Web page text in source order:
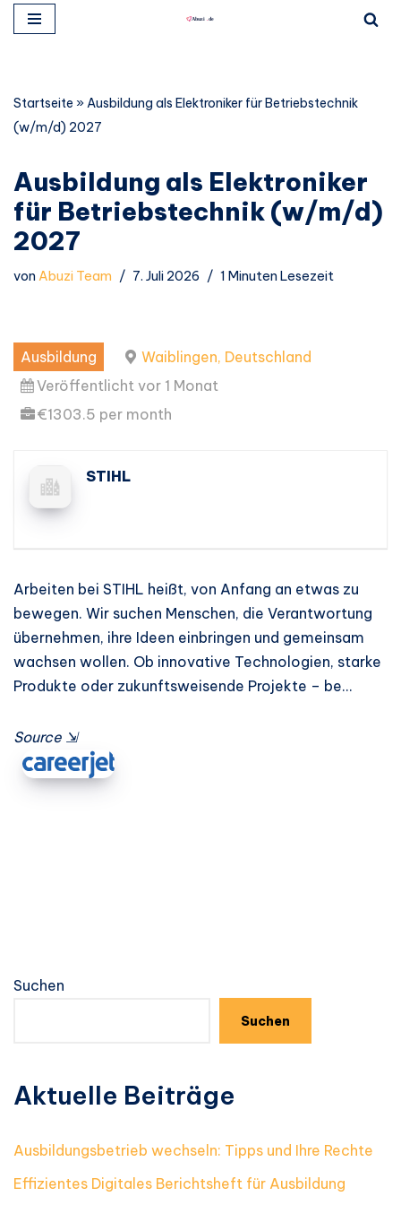
springen
Startseite »Ausbildung als Elektroniker für Betriebstechnik
(w/m/d) 2027
Ausbildung als Elektroniker
für Betriebstechnik (w/m/d)
2027
vonAbuzi Team 7. Juli 2026 1 Minuten Lesezeit
Ausbildung
Waiblingen, Deutschland
Veröffentlicht vor 1 Monat
€1303.5 per month
STIHL
Arbeiten bei STIHL heißt, von Anfang an etwas zu
bewegen. Wir suchen Menschen, die Verantwortung
übernehmen, ihre Ideen einbringen und gemeinsam
wachsen wollen. Ob innovative Technologien, starke
Produkte oder zukunftsweisende Projekte – be…
Source ⇲
Suchen
Suchen
Aktuelle Beiträge
Ausbildungsbetrieb wechseln: Tipps und Ihre Rechte
Effizientes Digitales Berichtsheft für Ausbildung